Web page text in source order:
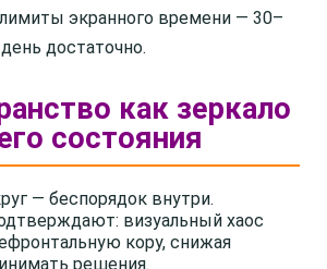
экранного времени — 30–
достаточно.
как зеркало
состояния
— беспорядок внутри.
визуальный хаос
кору, снижая
решения.